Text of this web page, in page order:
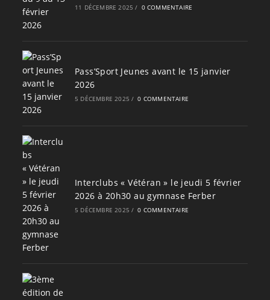
11 DÉCEMBRE 2025 / 0 COMMENTAIRE
Pass’Sport Jeunes avant le 15 janvier
2026
5 DÉCEMBRE 2025 / 0 COMMENTAIRE
Interclubs « Vétéran » le jeudi 5 février
2026 à 20h30 au gymnase Ferber
5 DÉCEMBRE 2025 / 0 COMMENTAIRE